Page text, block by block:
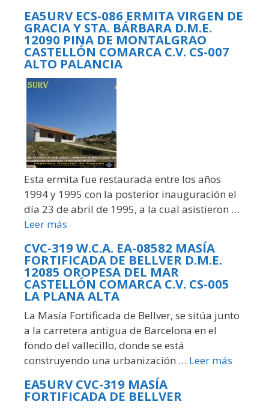
EA5URV ECS-086 ERMITA VIRGEN DE
GRACIA Y STA. BÁRBARA D.M.E.
12090 PINA DE MONTALGRAO
CASTELLÓN COMARCA C.V. CS-007
ALTO PALANCIA
Esta ermita fue restaurada entre los años
1994 y 1995 con la posterior inauguración el
día 23 de abril de 1995, a la cual asistieron …
Leer más
CVC-319 W.C.A. EA-08582 MASÍA
FORTIFICADA DE BELLVER D.M.E.
12085 OROPESA DEL MAR
CASTELLÓN COMARCA C.V. CS-005
LA PLANA ALTA
La Masía Fortificada de Bellver, se sitúa junto
a la carretera antigua de Barcelona en el
fondo del vallecillo, donde se está
construyendo una urbanización … Leer más
EA5URV CVC-319 MASÍA
FORTIFICADA DE BELLVER